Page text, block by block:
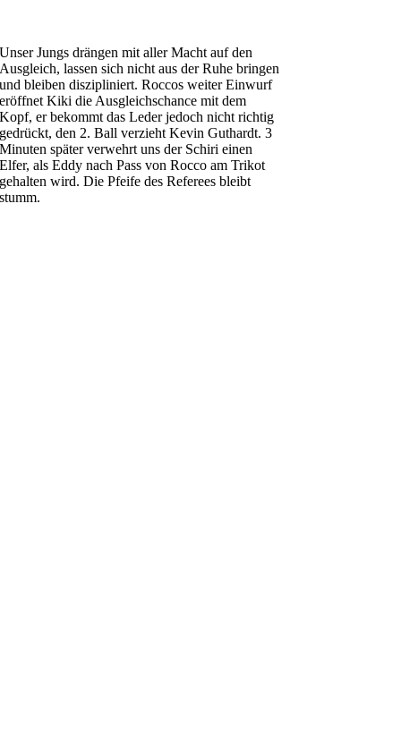
Unser Jungs drängen mit aller Macht auf den
Ausgleich, lassen sich nicht aus der Ruhe bringen
und bleiben diszipliniert. Roccos weiter Einwurf
eröffnet Kiki die Ausgleichschance mit dem
Kopf, er bekommt das Leder jedoch nicht richtig
gedrückt, den 2. Ball verzieht Kevin Guthardt. 3
Minuten später verwehrt uns der Schiri einen
Elfer, als Eddy nach Pass von Rocco am Trikot
gehalten wird. Die Pfeife des Referees bleibt
stumm.